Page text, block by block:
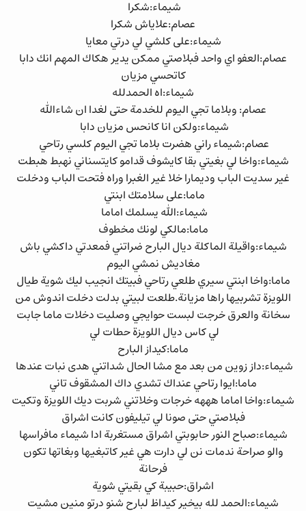
شيماء:شكرا
عصام:علاياش شكرا
شيماء:على كلشي لي درتي معايا
عصام:العفو اي واحد فبلاصتي ممكن يدير هكاك المهم انك دابا
كاتحسي مزيان
شيماء:اه الحمدلله
عصام: وبلاما تجي اليوم للخدمة حتى لغدا ان شاءالله
شيماء:ولكن انا كانحس مزيان دابا
عصام:شيماء راني هضرت بلاما تجي اليوم كلسي رتاحي
شيماء:واخا لي بغيتي بقا كايشوف قدامو كايتسناني نهبط هبطت
غير سديت الباب وديمارا خلا غير الغبرا وراه فتحت الباب ودخلت
ماما:على سلامتك ابنتي
شيماء:الله يسلمك اماما
ماما:مالكي لونك مخطوف
شيماء:واقيلة الماكلة ديال البارح ضراتني فمعدتي داكشي باش
مغاديش نمشي اليوم
ماما:واخا ابنتي سيري طلعي رتاحي فبيتك انجيب ليك شوية طيال
اللويزة تشربيها راها مزيانة.طلعت لبيتي بدلت دخلت اندوش من
سخانة والعرق خرجت لبست حوايجي وصليت دخلات ماما جابت
لي كاس ديال اللويزة حطات لي
ماما:كيداز البارح
شيماء:داز زوين من بعد مع مشا الحال شداتني هدى نبات عندها
ماما:ايوا رتاحي عنداك تشدي داك المشقوف تاني
شيماء:واخا اماما هههه خرجات وخلاتني شربت ديك اللويزة وتكيت
فبلاصتي حتى صونا لي تيليفون كانت اشراق
شيماء:صباح النور حابوبتي اشراق مستغربة ادا شيماء مافراسها
والو صراحة ندمات نن لي دارت هي غير كاتبغيها وبغاتها تكون
فرحانة
اشراق:حبيبة كي بقيتي شوية
شيماء:الحمد لله بيخير كيداظ لبارح شنو درتو منين مشيت